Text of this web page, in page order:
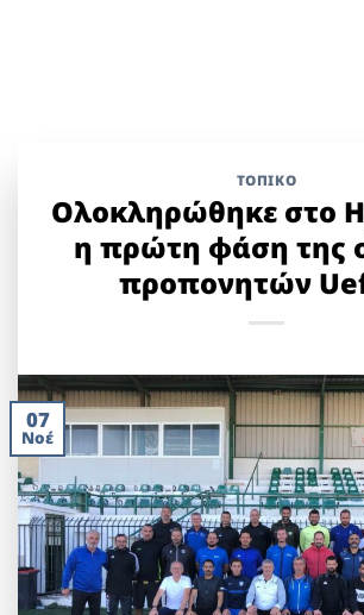
ΤΟΠΙΚΌ
Ολοκληρώθηκε στο
η πρώτη φάση της
προπονητών
07
Νοέ